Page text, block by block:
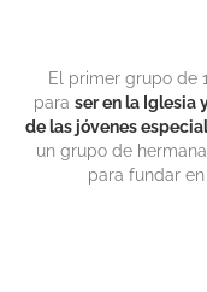
El primer grupo de
para ser en la Iglesia
de las jóvenes
un grupo de
para fundar